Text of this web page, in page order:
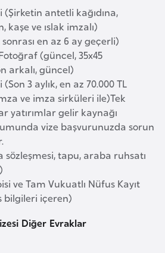
(Şirketin antetli kağıdına,
kaşe ve ıslak imzalı)
en az 6 ay geçerli)
(güncel, 35x45
arkalı, güncel)
3 aylık, en az 70.000 TL
ve imza sirküleri ile)Tek
yatırımlar gelir kaynağı
vize başvurunuzda sorun
sözleşmesi, tapu, araba ruhsatı
ve Tam Vukuatlı Nüfus Kayıt
bilgileri içeren)
Diğer Evraklar